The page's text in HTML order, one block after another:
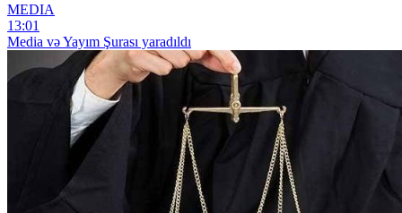
MEDIA
13:01
Media və Yayım Şurası yaradıldı